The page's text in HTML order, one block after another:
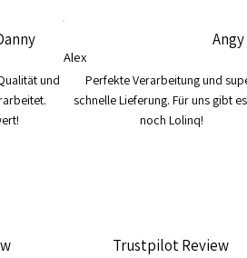
und
Alex
Perfekte Verarbeitung und
schnelle Lieferung. Für uns gibt
noch Lolinq!
Angy
Trustpilot Review